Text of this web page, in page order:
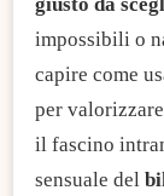
impossibili o
capire come
per
il fascino
sensuale del